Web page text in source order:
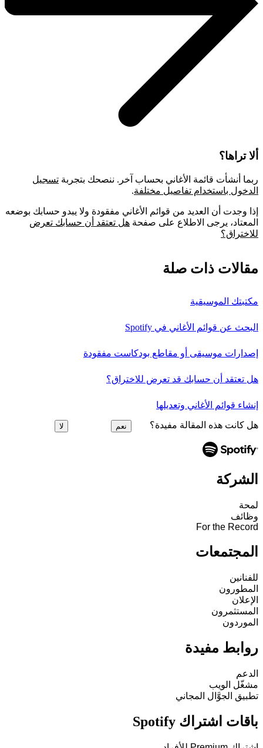
ألا تراها؟
ربما أنشأت قائمة الأغاني بحساب آخر. ننصحك بتجربة تسجيل
الدخول باستخدام تفاصيل مختلفة.
إذا وجدت أن العديد من قوائم الأغاني مفقودة ولا يبدو حسابك بوضعه
المعتاد، يرجى الاطلاع على صفحة هل تعتقد أن حسابك تعرض
للاختراق؟
مقالات ذات صلة
مكتبتك الموسيقية
البحث عن قوائم الأغاني في Spotify
إصدارات موسيقى أو مقاطع بودكاست مفقودة
هل تعتقد أن حسابك قد تعرض للاختراق؟
إنشاء قوائم الأغاني وتعديلها
هل كانت هذه المقالة مفيدة؟ نعم لا
الشركة
لمحة
وظائف
For the Record
المجتمعات
للفنانين
المطورون
الإعلان
المستثمرون
الموردون
روابط مفيدة
الدعم
مشغّل الويب
تطبيق الجوَّال المجاني
باقات اشتراك Spotify